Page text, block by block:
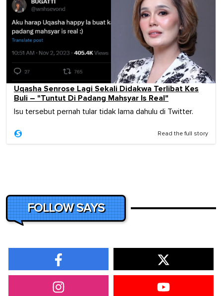
Uqasha Senrose Lagi Sekali Didakwa Terlibat Kes
Buli – "Tuntut Di Padang Mahsyar Is Real"
Isu tersebut pernah tular tidak lama dahulu di Twitter.
Read the full story
FOLLOW SAYS